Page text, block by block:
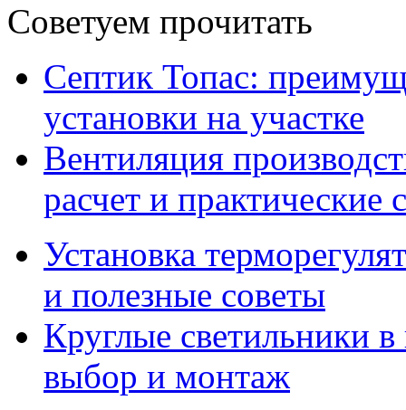
Советуем прочитать
Септик Топас:
установки на участке
Вентиляция
расчет и практические
Установка
и полезные советы
Круглые светильники
выбор и монтаж